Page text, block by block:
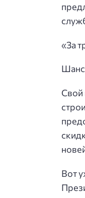
«За
Шанс
Свой
Вот